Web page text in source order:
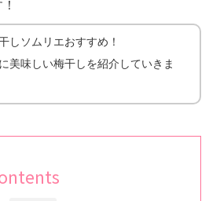
しソムリエおすすめ！
美味しい梅干しを紹介していきま